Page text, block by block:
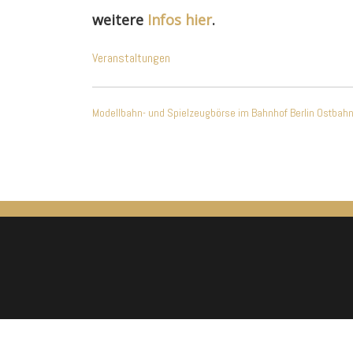
weitere Infos hier.
Veranstaltungen
Modellbahn- und Spielzeugbörse im Bahnhof Berlin